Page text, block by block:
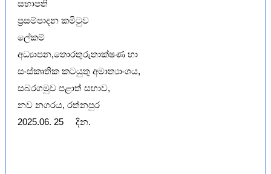
සභාපති
ප්‍රසම්පාදන කමිටුව
ලේකම්
අධ්‍යාපන,තොරතුරුතාක්ෂණ හා
සංස්කෘතික කටයුතු අමාත්‍යාංශය,
සබරගමුව පළාත් සභාව,
නව නගරය, රත්නපුර
2025.06. 25 දින.